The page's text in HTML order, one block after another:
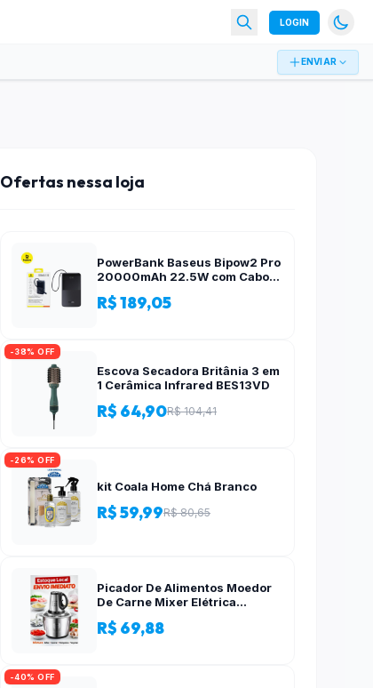
LOGIN
ENVIAR
Ofertas nessa loja
PowerBank Baseus Bipow2 Pro
20000mAh 22.5W com Cabo
EnerFill FC51
R$ 189,05
-38% OFF
Escova Secadora Britânia 3 em
1 Cerâmica Infrared BES13VD
R$ 64,90R$ 104,41
-26% OFF
kit Coala Home Chá Branco
R$ 59,99R$ 80,65
Picador De Alimentos Moedor
De Carne Mixer Elétrica
Alho – 110v-220v
R$ 69,88
-40% OFF